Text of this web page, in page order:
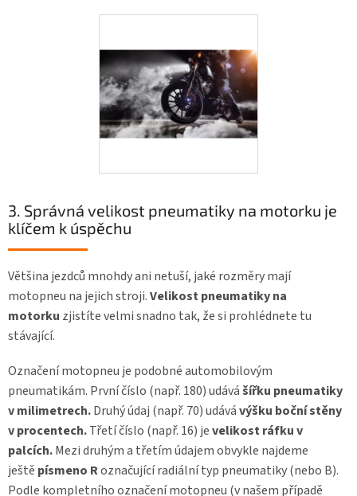
3. Správná velikost pneumatiky na motorku je
klíčem k úspěchu
Většina jezdců mnohdy ani netuší, jaké rozměry mají
motopneu na jejich stroji.Velikost pneumatiky na
motorku zjistíte velmi snadno tak, že si prohlédnete tu
stávající.
Označení motopneu je podobné automobilovým
pneumatikám. První číslo (např. 180) udávášířku pneumatiky
v milimetrech.Druhý údaj (např. 70) udávávýšku boční stěny
v procentech.Třetí číslo (např. 16) jevelikost ráfku v
palcích.Mezi druhým a třetím údajem obvykle najdeme
ještě písmeno Roznačující radiální typ pneumatiky (nebo B).
Podle kompletního označení motopneu (v našem případě